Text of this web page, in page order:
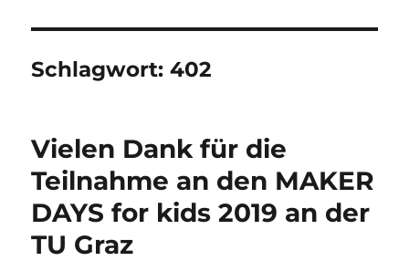
Schlagwort:402
Vielen Dank für die
Teilnahme an den MAKER
DAYS for kids 2019 an der
TU Graz